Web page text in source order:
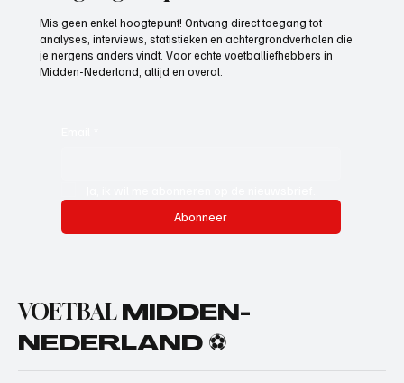
Mis geen enkel hoogtepunt! Ontvang direct toegang tot
analyses, interviews, statistieken en achtergrondverhalen die
je nergens anders vindt. Voor echte voetballiefhebbers in
Midden-Nederland, altijd en overal.
Abonneer
VOETBAL MIDDEN-
NEDERLAND ⚽